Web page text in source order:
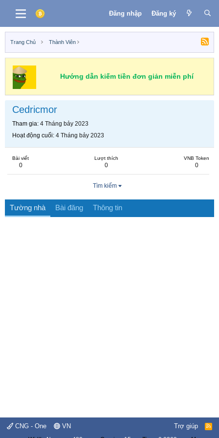
Đăng nhập Đăng ký
Trang Chủ Thành Viên
Hướng dẫn kiếm tiền đơn giản miễn phí
Cedricmor
Tham gia 4 Tháng bảy 2023
Hoạt động cuối 4 Tháng bảy 2023
Bài viết
0
Lượt thích
0
VNB Token
0
Tìm kiếm
Tường nhà Bài đăng Thông tin
CNG - One VN Trợ giúp
R